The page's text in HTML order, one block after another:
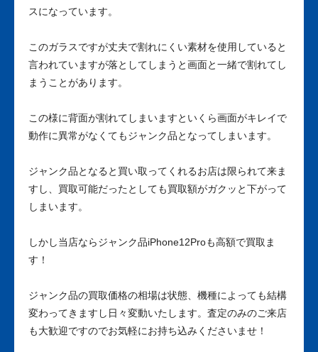
スになっています。
このガラスですが丈夫で割れにくい素材を使用していると
言われていますが落としてしまうと画面と一緒で割れてし
まうことがあります。
この様に背面が割れてしまいますといくら画面がキレイで
動作に異常がなくてもジャンク品となってしまいます。
ジャンク品となると買い取ってくれるお店は限られて来ま
すし、買取可能だったとしても買取額がガクッと下がって
しまいます。
しかし当店ならジャンク品iPhone12Proも高額で買取ま
す！
ジャンク品の買取価格の相場は状態、機種によっても結構
変わってきますし日々変動いたします。査定のみのご来店
も大歓迎ですのでお気軽にお持ち込みくださいませ！